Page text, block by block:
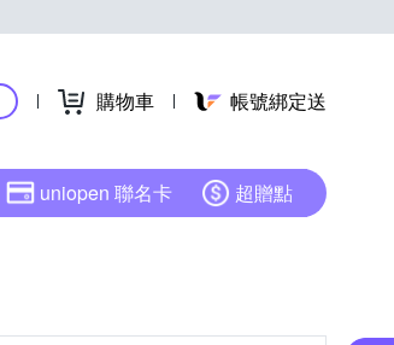
購物車 帳號綁定送
uniopen 聯名卡 超贈點